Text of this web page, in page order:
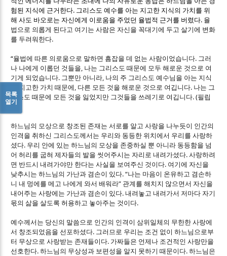
험된 지식에 근거한다. 그리스도 예수를 아는 지고한 지식의 가치를 위
해 사도 바오로는 자신에게 이로움을 주었던 율법적 근거를 버렸다. 율
법으로 의롭게 된다고 여기는 사람은 자신을 꼭대기에 두고 살기에 변화
를 두려워한다.
“율법에 따른 의로움으로 말하면 흠잡을 데 없는 사람이었습니다. 그러
나 나에게 이롭던 것들을, 나는 그리스도 때문에 모두 해로운 것으로 여
기게 되었습니다. 그뿐만 아니라, 나의 주 그리스도 예수님을 아는 지식
의 지고한 가치 때문에 , 다른 모든 것을 해로운 것으로 여깁니다. 나는 그
리스도 때문에 모든 것을 잃었지만 그것들을 쓰레기로 여깁니다. (필립
3,7)
하느님의 모상으로 창조된 존재는 서로를 알고 사랑을 나누듯이 인간의
인격을 취하신 그리스도께서는 우리와 동등한 위치에서 우리를 사랑하
셨다. 우리 안에 있는 하느님의 모상을 존중하실 뿐 아니라 동등함을 넘
어 허리를 굽혀 제자들의 발을 씻어주시는 자리로 내려가셨다.사랑하려
면 반드시 내려가야만 한다는 사실을 보여주신 것이다. 여기에 자신을
낮추시는 하느님의 가난과 겸손이 있다. “나는 마음이 온유하고 겸손하
니 내 멍에를 메고 나에게 와서 배워라” 관계를 해치지 않으면서 자신을
내어주는 사랑에는 가난과 겸손이 있다.내려놓고 내려가서 저마다 자기
몫의 삶을 살도록 허용하고 놓아주는 것이다.
예수께서는 당신의 말씀으로 인간의 인격이 삼위일체의 무한한 사랑에
서 창조되었음을 선포하셨다. 그러므로 우리는 조건 없이 하느님으로부
터 무상으로 사랑받는 존재들이다. 가짜들은 언제나 조건적인 사랑만을
선호한다.하느님의 무상성과 보편성을 알지 못하기 때문이다.하느님은
목록
열기